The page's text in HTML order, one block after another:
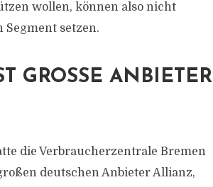
wollen, können also nicht
Segment setzen.
ANBIETER U
die Verbraucherzentrale Bremen
deutschen Anbieter Allianz,